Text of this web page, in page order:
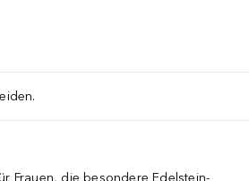
Frauen, die besondere Edelstein-